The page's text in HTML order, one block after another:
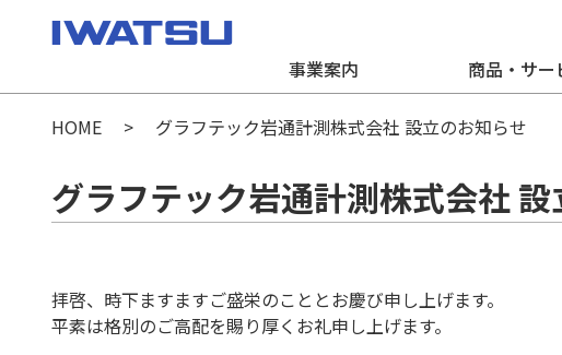
事業案内 商品・サー
HOME グラフテック岩通計測株式会社 設立のお知らせ
グラフテック岩通計測株式会社
拝啓、時下ますますご盛栄のこととお慶び申し上げます。
平素は格別のご高配を賜り厚くお礼申し上げます。